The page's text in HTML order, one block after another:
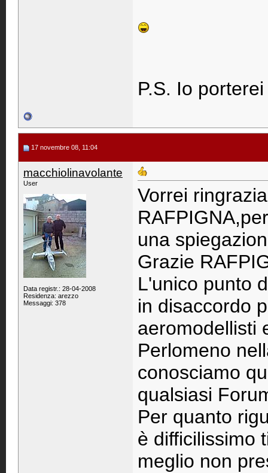
P.S. Io
17 novembre 08, 11:04
macchiolinavolante
User
Data registr.: 28-04-2008
Residenza: arezzo
Messaggi: 378
Vorrei
una
Grazie
L'unico punto
in disaccordo
aeromodellisti
Perlomeno
conosciamo
qualsiasi
Per quanto
è difficilissimo
meglio non